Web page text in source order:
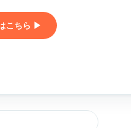
こちら ▶